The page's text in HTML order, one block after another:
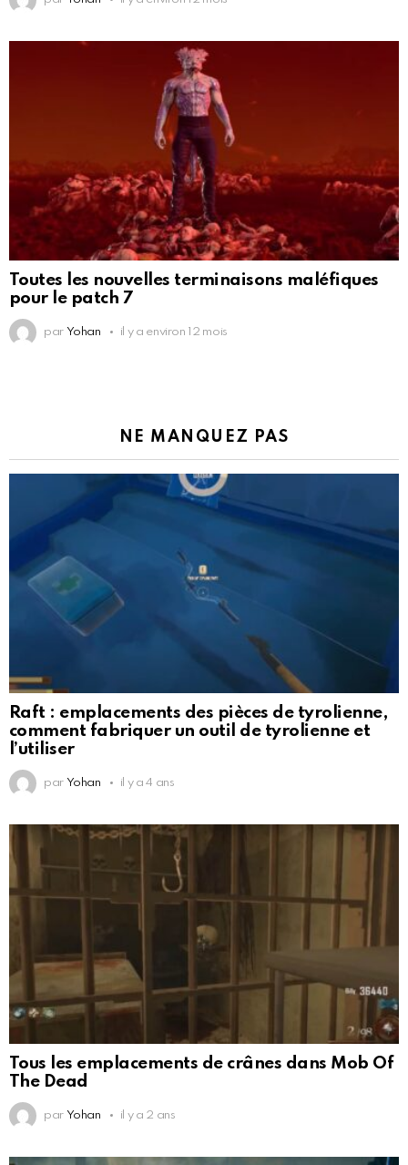
Toutes les nouvelles terminaisons maléfiques
pour le patch 7
par Yohan il y a environ 12 mois
NE MANQUEZ PAS
Raft : emplacements des pièces de tyrolienne,
comment fabriquer un outil de tyrolienne et
l’utiliser
par Yohan il y a 4 ans
Tous les emplacements de crânes dans Mob Of
The Dead
par Yohan il y a 2 ans